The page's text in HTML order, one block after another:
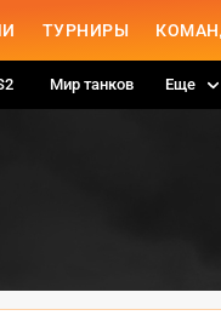
ТУРНИРЫ
Мир танков Еще